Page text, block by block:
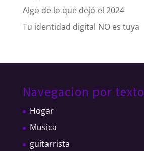
Algo de lo que dejó el 2024
Tu identidad digital NO es tuya
Navegacion por texto
Hogar
Musica
guitarrista